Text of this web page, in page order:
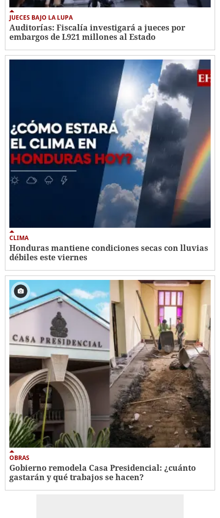
JUECES BAJO LA LUPA
Auditorías: Fiscalía investigará a jueces por
embargos de L921 millones al Estado
CLIMA
Honduras mantiene condiciones secas con lluvias
débiles este viernes
OBRAS
Gobierno remodela Casa Presidencial: ¿cuánto
gastarán y qué trabajos se hacen?